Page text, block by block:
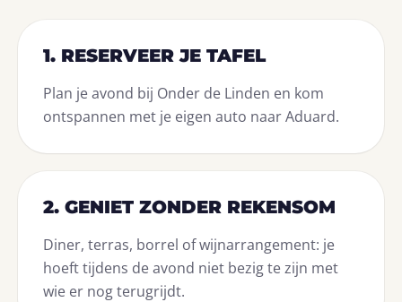
1. RESERVEER JE TAFEL
Plan je avond bij Onder de Linden en kom
ontspannen met je eigen auto naar Aduard.
2. GENIET ZONDER REKENSOM
Diner, terras, borrel of wijnarrangement: je
hoeft tijdens de avond niet bezig te zijn met
wie er nog terugrijdt.